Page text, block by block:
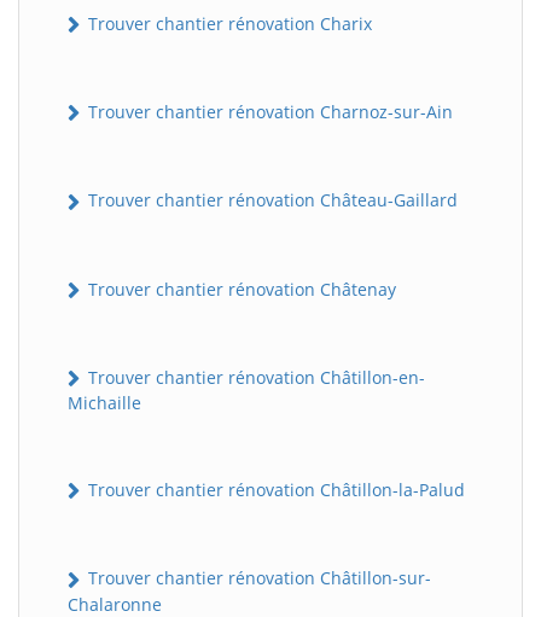
Trouver chantier rénovation Charix
Trouver chantier rénovation Charnoz-sur-Ain
Trouver chantier rénovation Château-Gaillard
Trouver chantier rénovation Châtenay
Trouver chantier rénovation Châtillon-en-
Michaille
Trouver chantier rénovation Châtillon-la-Palud
Trouver chantier rénovation Châtillon-sur-
Chalaronne